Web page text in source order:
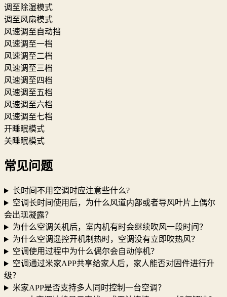
调至除湿模式
调至风扇模式
风速调至自动挡
风速调至一档
风速调至二档
风速调至三档
风速调至四档
风速调至五档
风速调至六档
风速调至七档
开睡眠模式
关睡眠模式
常见问题
长时间不用空调时应注意些什么?
空调长时间使用后，为什么风道内部或者导风叶片上偶尔
会出现凝露？
为什么空调关机后，室内机有时会继续吹风一段时间？
为什么空调遥控开机制热时，空调没有立即吹热风？
空调使用过程中为什么偶尔会自动停机？
空调通过米家APP共享给家人后，家人能否对固件进行升
级？
米家APP是否支持多人同时控制一台空调？